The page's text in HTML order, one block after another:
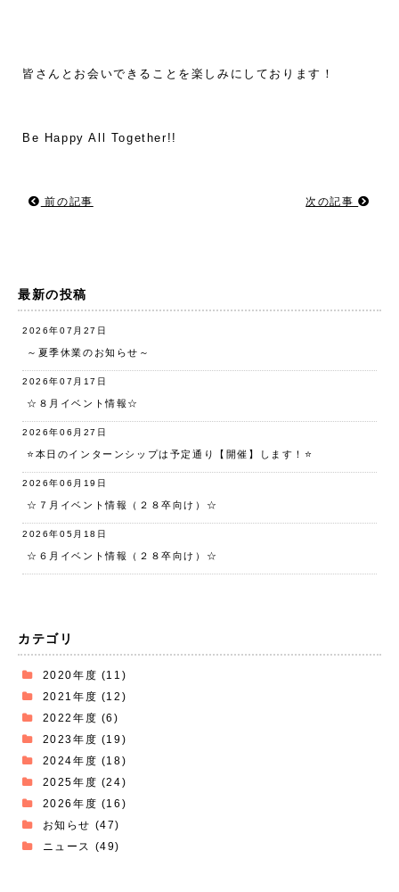
皆さんとお会いできることを楽しみにしております！
Be Happy All Together!!
前の記事 次の記事
最新の投稿
2026年07月27日
～夏季休業のお知らせ～
2026年07月17日
☆８月イベント情報☆
2026年06月27日
⭐️本日のインターンシップは予定通り【開催】します！⭐️
2026年06月19日
☆７月イベント情報（２８卒向け）☆
2026年05月18日
☆６月イベント情報（２８卒向け）☆
カテゴリ
2020年度 (11)
2021年度 (12)
2022年度 (6)
2023年度 (19)
2024年度 (18)
2025年度 (24)
2026年度 (16)
お知らせ (47)
ニュース (49)